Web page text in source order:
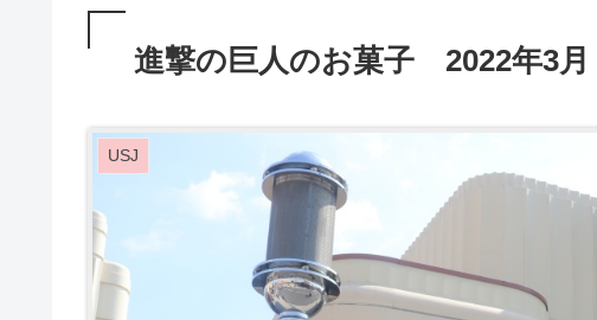
進撃の巨人のお菓子 2022年3月
USJ